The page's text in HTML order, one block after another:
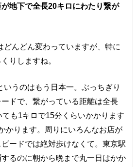
地下で全長20キロにわたり繋が
んどん変わっていますが、特に
りしますね。
うのはもう日本一。ぶっちぎり
ドで、繋がっている距離は全長
も1キロで15分くらいかかります
かります。周りにいろんなお店が
ードでは絶対歩けなくて。東京駅
るのに朝から晩まで丸一日はかか